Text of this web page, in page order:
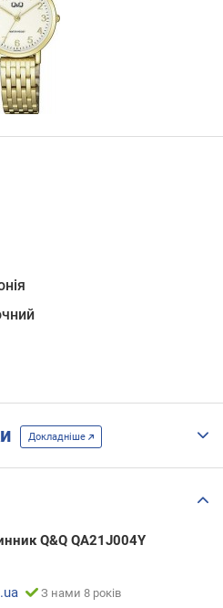
Докладніше
Q&Q QA21J004Y
З нами 8 років